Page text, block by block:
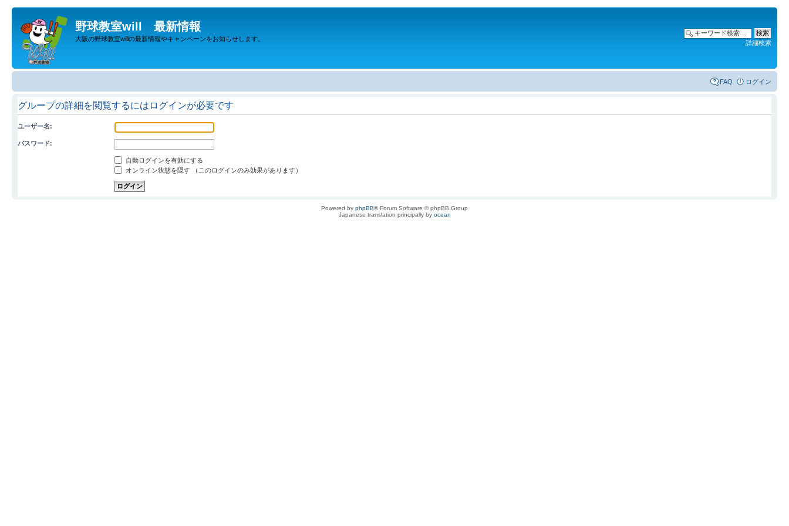
野球教室will 最新情報
大阪の野球教室willの最新情報やキャンペーンをお知らせします。
詳細検索
FAQ ログイン
グループの詳細を閲覧するにはログインが必要です
ユーザー名:
パスワード:
自動ログインを有効にする
オンライン状態を隠す （このログインのみ効果があります）
Powered by phpBB® Forum Software © phpBB Group
Japanese translation principally by ocean